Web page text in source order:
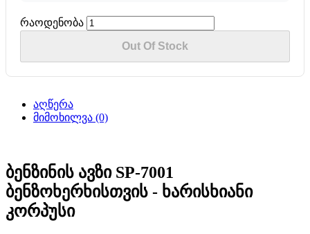
რაოდენობა
Out Of Stock
აღწერა
მიმოხილვა (0)
ბენზინის ავზი SP-7001
ბენზოხერხისთვის - ხარისხიანი
კორპუსი